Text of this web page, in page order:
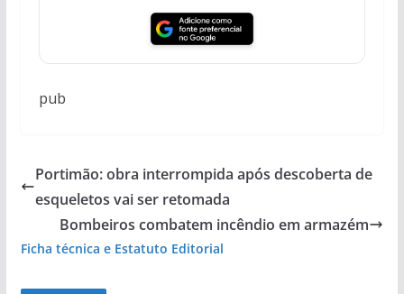
pub
Portimão: obra interrompida após descoberta de
esqueletos vai ser retomada
Bombeiros combatem incêndio em armazém
Ficha técnica e Estatuto Editorial